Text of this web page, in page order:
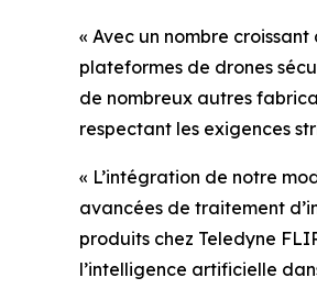
« Avec un nombre
plateformes de drones
de nombreux autres
respectant les exigences
« L’intégration de notre
avancées de traitement
produits chez Teledyne
l’intelligence artificielle